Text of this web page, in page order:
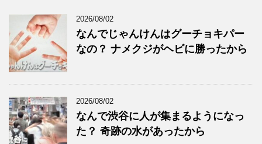
2026/08/02
なんでじゃんけんはグーチョキパー
なの？ ナメクジがヘビに勝ったから
2026/08/02
なんで渋谷に人が集まるようになっ
た？ 奇跡の水があったから